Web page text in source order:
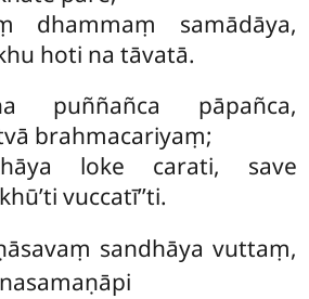
dhammaṃ samādāya,
hoti na tāvatā.
puññañca pāpañca,
brahmacariyaṃ;
loke carati, save
vuccatī’’ti.
sandhāya vuttaṃ,